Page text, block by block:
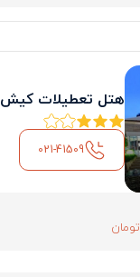
هتل تعطیلات کیش
021-41509
تومان